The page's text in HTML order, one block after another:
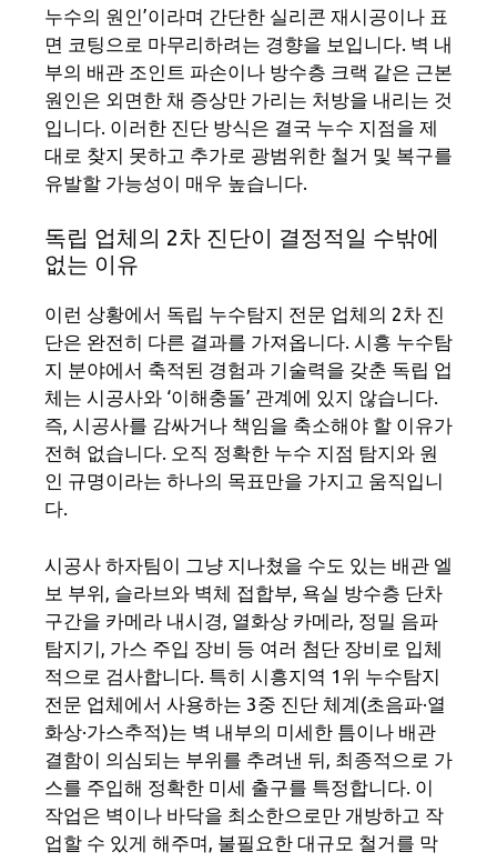
누수의 원인’이라며 간단한 실리콘 재시공이나 표
면 코팅으로 마무리하려는 경향을 보입니다. 벽 내
부의 배관 조인트 파손이나 방수층 크랙 같은 근본
원인은 외면한 채 증상만 가리는 처방을 내리는 것
입니다. 이러한 진단 방식은 결국 누수 지점을 제
대로 찾지 못하고 추가로 광범위한 철거 및 복구를
유발할 가능성이 매우 높습니다.
독립 업체의 2차 진단이 결정적일 수밖에
없는 이유
이런 상황에서 독립 누수탐지 전문 업체의 2차 진
단은 완전히 다른 결과를 가져옵니다. 시흥 누수탐
지 분야에서 축적된 경험과 기술력을 갖춘 독립 업
체는 시공사와 ‘이해충돌’ 관계에 있지 않습니다.
즉, 시공사를 감싸거나 책임을 축소해야 할 이유가
전혀 없습니다. 오직 정확한 누수 지점 탐지와 원
인 규명이라는 하나의 목표만을 가지고 움직입니
다.
시공사 하자팀이 그냥 지나쳤을 수도 있는 배관 엘
보 부위, 슬라브와 벽체 접합부, 욕실 방수층 단차
구간을 카메라 내시경, 열화상 카메라, 정밀 음파
탐지기, 가스 주입 장비 등 여러 첨단 장비로 입체
적으로 검사합니다. 특히 시흥지역 1위 누수탐지
전문 업체에서 사용하는 3중 진단 체계(초음파·열
화상·가스추적)는 벽 내부의 미세한 틈이나 배관
결함이 의심되는 부위를 추려낸 뒤, 최종적으로 가
스를 주입해 정확한 미세 출구를 특정합니다. 이
작업은 벽이나 바닥을 최소한으로만 개방하고 작
업할 수 있게 해주며, 불필요한 대규모 철거를 막